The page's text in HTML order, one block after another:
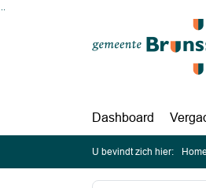
Ga naar de inhoud van deze pagina
Dashboard
U bevindt zich hier: